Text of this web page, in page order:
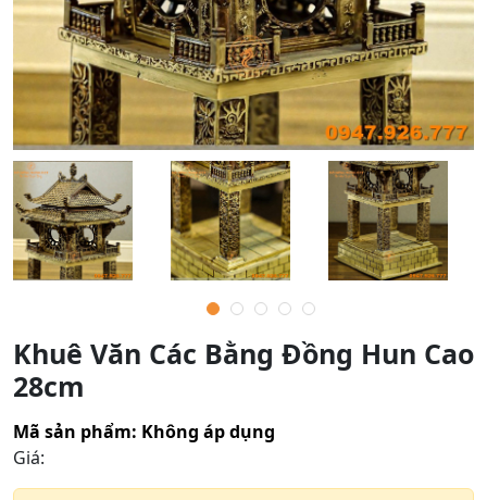
Khuê Văn Các Bằng Đồng Hun Cao
28cm
Mã sản phẩm: Không áp dụng
Giá: